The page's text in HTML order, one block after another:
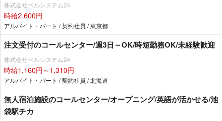
株式会社ベルシステム24
時給2,600円
アルバイト・パート / 契約社員 / 東京都
注文受付のコールセンター/週3日～OK/時短勤務OK/未経験歓迎
株式会社ベルシステム24
時給1,160円～1,310円
アルバイト・パート / 契約社員 / 北海道
無人宿泊施設のコールセンター/オープニング/英語が活かせる/池
袋駅チカ